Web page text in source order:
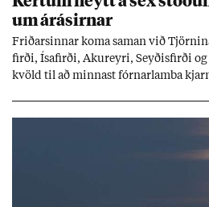
um árás­irn­ar
Frið­arsinn­ar koma sam­an við
firði, Ísa­firði, Ak­ur­eyri, Seyð­is­firði
kvöld til að minn­ast fórn­ar­lamba